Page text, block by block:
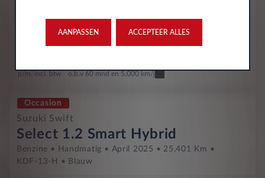
All-inclusive prijs
399
p/m. incl. btw o.b.v 60 mnd en 5,000 km/j
Occasion
Suzuki Swift
Select 1.2 Smart Hybrid
Benzine Handmatig April 2025
25,401 Km
KDF-13-H
Blauw
AANPASSEN ACCEPTEER ALLES